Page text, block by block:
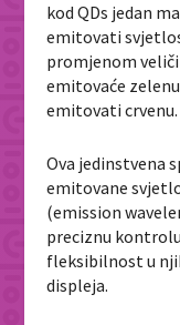
kod QDs jedan
emitovati
promjenom
emitovaće
emitovati crvenu.
Ova jedinstvena
emitovane
(emission
preciznu
fleksibilnost u
displeja.